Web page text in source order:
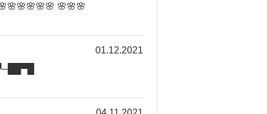
🌸🌸🌸
01.12.2021